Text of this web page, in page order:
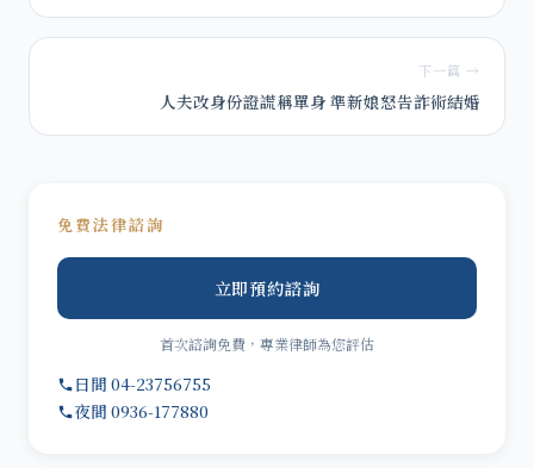
下一篇 →
人夫改身份證謊稱單身 準新娘怒告詐術結婚
免費法律諮詢
立即預約諮詢
首次諮詢免費，專業律師為您評估
日間 04-23756755
夜間 0936-177880